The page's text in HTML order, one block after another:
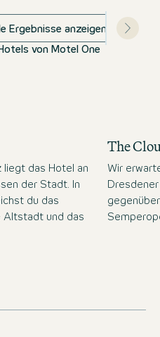
Ergebnisse anzeigen
von Motel One
liegt das Hotel an
der Stadt. In
du das
Altstadt und das
The
Wir